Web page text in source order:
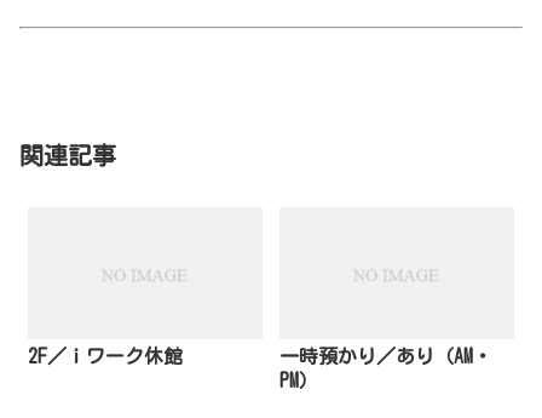
関連記事
2F／ｉワーク休館
一時預かり／あり（AM・
PM）